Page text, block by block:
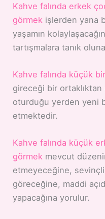
Kahve falında erkek
görmek işlerden yana
yaşamın
tartışmalara tanık
Kahve falında küçük
gireceği bir ortaklıktan
oturduğu yerden yeni
etmektedir.
Kahve falında küçük
görmek mevcut
etmeyeceğine,
göreceğine, maddi
yapacağına yorulur.